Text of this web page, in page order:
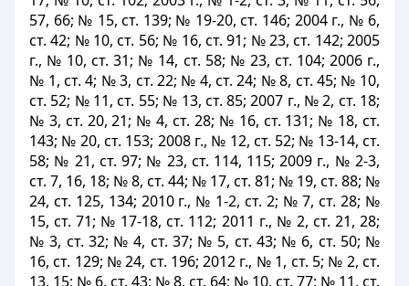
57, 66; № 15, ст. 139; № 19-20, ст. 146; 2004 г., № 6,
ст. 42; № 10, ст. 56; № 16, ст. 91; № 23, ст. 142; 2005
г., № 10, ст. 31; № 14, ст. 58; № 23, ст. 104; 2006 г.,
№ 1, ст. 4; № 3, ст. 22; № 4, ст. 24; № 8, ст. 45; № 10,
ст. 52; № 11, ст. 55; № 13, ст. 85; 2007 г., № 2, ст. 18;
№ 3, ст. 20, 21; № 4, ст. 28; № 16, ст. 131; № 18, ст.
143; № 20, ст. 153; 2008 г., № 12, ст. 52; № 13-14, ст.
58; № 21, ст. 97; № 23, ст. 114, 115; 2009 г., № 2-3,
ст. 7, 16, 18; № 8, ст. 44; № 17, ст. 81; № 19, ст. 88; №
24, ст. 125, 134; 2010 г., № 1-2, ст. 2; № 7, ст. 28; №
15, ст. 71; № 17-18, ст. 112; 2011 г., № 2, ст. 21, 28;
№ 3, ст. 32; № 4, ст. 37; № 5, ст. 43; № 6, ст. 50; №
16, ст. 129; № 24, ст. 196; 2012 г., № 1, ст. 5; № 2, ст.
13, 15; № 6, ст. 43; № 8, ст. 64; № 10, ст. 77; № 11, ст.